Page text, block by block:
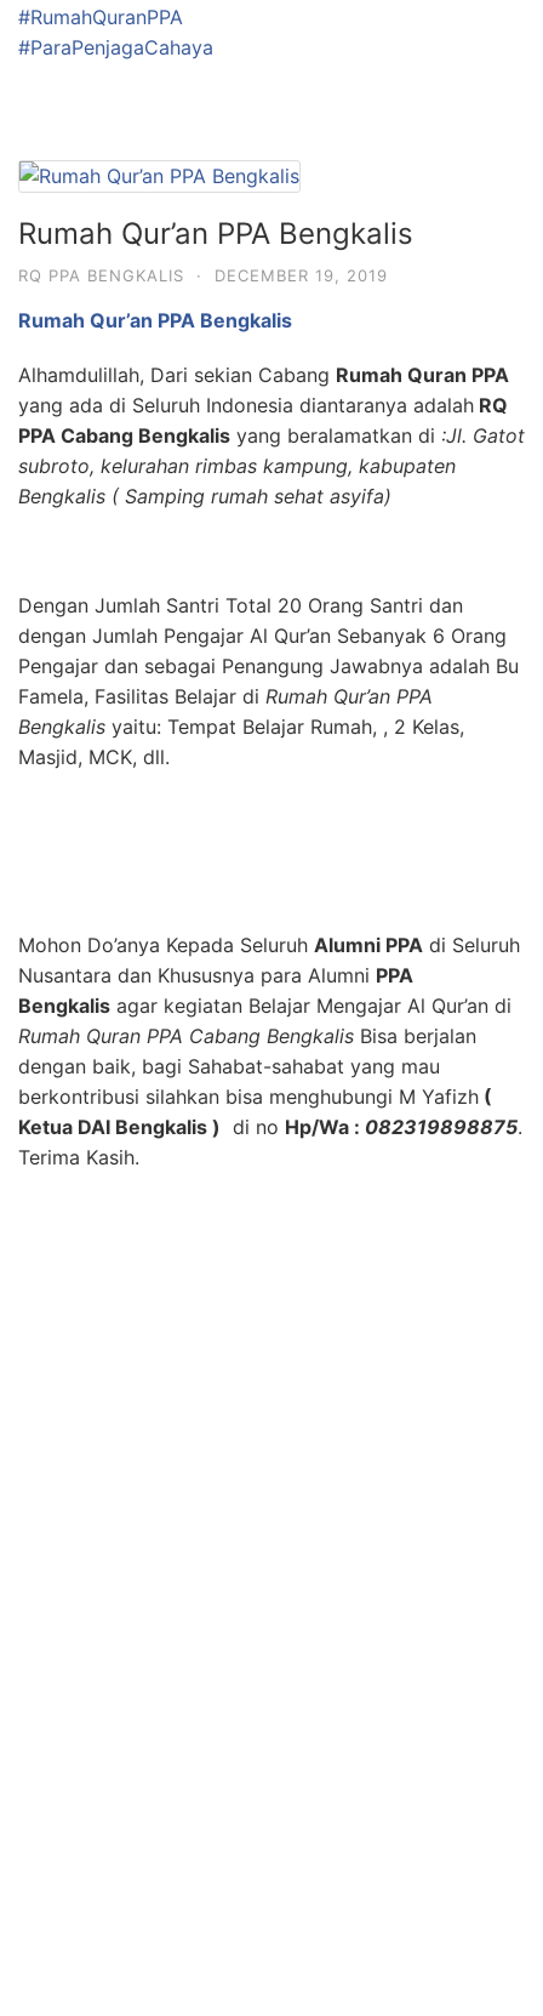
#RumahQuranPPA
#ParaPenjagaCahaya
Rumah Qur’an PPA Bengkalis
RQ PPA BENGKALIS · DECEMBER 19, 2019
Rumah Qur’an PPA Bengkalis
Alhamdulillah, Dari sekian Cabang Rumah Quran PPA
yang ada di Seluruh Indonesia diantaranya adalah RQ
PPA Cabang Bengkalis yang beralamatkan di :Jl. Gatot
subroto, kelurahan rimbas kampung, kabupaten
Bengkalis ( Samping rumah sehat asyifa)
Dengan Jumlah Santri Total 20 Orang Santri dan
dengan Jumlah Pengajar Al Qur’an Sebanyak 6 Orang
Pengajar dan sebagai Penangung Jawabnya adalah Bu
Famela, Fasilitas Belajar di Rumah Qur’an PPA
Bengkalis yaitu: Tempat Belajar Rumah, , 2 Kelas,
Masjid, MCK, dll.
Mohon Do’anya Kepada Seluruh Alumni PPA di Seluruh
Nusantara dan Khususnya para Alumni PPA
Bengkalis agar kegiatan Belajar Mengajar Al Qur’an di
Rumah Quran PPA Cabang Bengkalis Bisa berjalan
dengan baik, bagi Sahabat-sahabat yang mau
berkontribusi silahkan bisa menghubungi M Yafizh (
Ketua DAI Bengkalis ) di no Hp/Wa : 082319898875.
Terima Kasih.